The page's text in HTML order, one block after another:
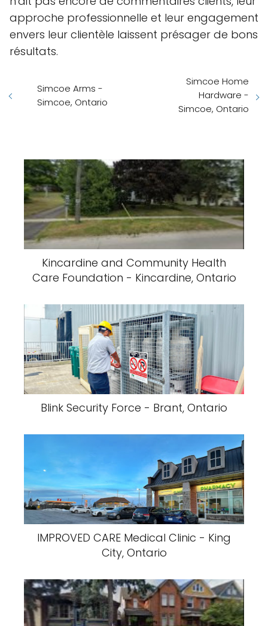
approche professionnelle et leur engagement
envers leur clientèle laissent présager de bons
résultats.
Simcoe Arms -
Simcoe, Ontario
Simcoe Home
Hardware -
Simcoe, Ontario
Kincardine and Community Health
Care Foundation - Kincardine, Ontario
Blink Security Force - Brant, Ontario
IMPROVED CARE Medical Clinic - King
City, Ontario